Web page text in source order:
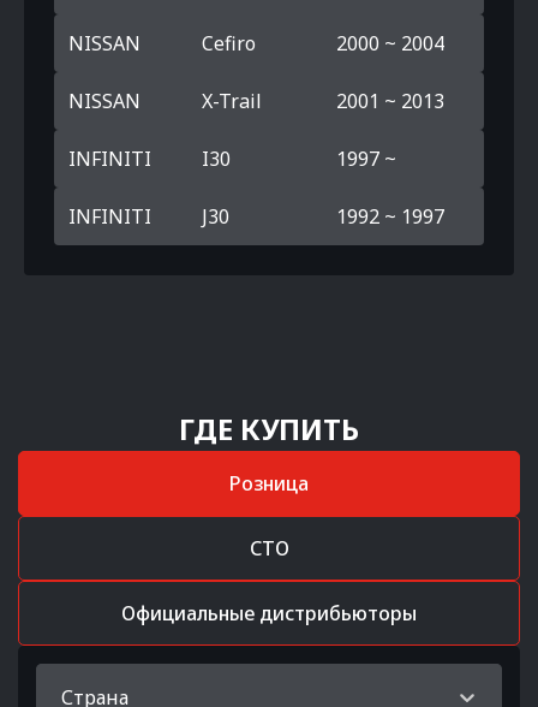
NISSAN Cefiro 2000 ~ 2004
NISSAN X-Trail 2001 ~ 2013
INFINITI I30 1997 ~
INFINITI J30 1992 ~ 1997
ГДЕ КУПИТЬ
Розница
СТО
Официальные дистрибьюторы
Страна